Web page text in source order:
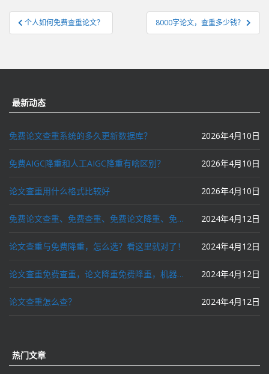
文
章
航
个人如何免费查重论文？ 8000字论文，查重多少钱？
最新动态
免费论文查重系统的多久更新数据库？ 2026年4月10日
免费AIGC降重和人工AIGC降重有啥区别？ 2026年4月10日
论文查重用什么格式比较好 2026年4月10日
免费论文查重、免费查重、免费论文降重、免费降重、智能降重、一键降重、降低AIGC写作率、AI写论文，这些名词你了解吗？ 2024年4月12日
论文查重与免费降重，怎么选？看这里就对了！ 2024年4月12日
论文查重免费查重，论文降重免费降重，机器降重，人工降重，降低AIGC写作率，ai写论文，都要选论文狗和paperdog以及文思慧达！ 2024年4月12日
论文查重怎么查？ 2024年4月12日
热门文章